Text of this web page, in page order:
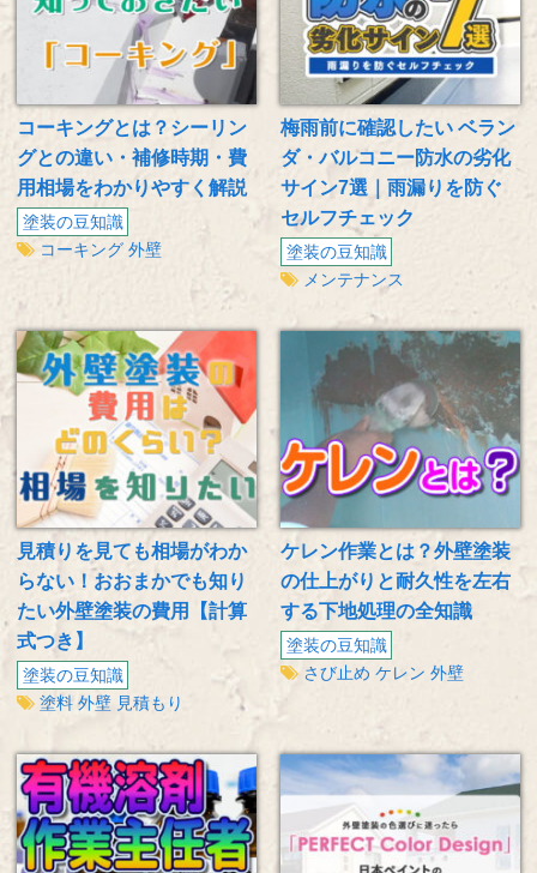
コーキングとは？シーリン
グとの違い・補修時期・費
用相場をわかりやすく解説
塗装の豆知識
コーキング 外壁
梅雨前に確認したい ベラン
ダ・バルコニー防水の劣化
サイン7選｜雨漏りを防ぐ
セルフチェック
塗装の豆知識
メンテナンス
見積りを見ても相場がわか
らない！おおまかでも知り
たい外壁塗装の費用【計算
式つき】
塗装の豆知識
塗料 外壁 見積もり
ケレン作業とは？外壁塗装
の仕上がりと耐久性を左右
する下地処理の全知識
塗装の豆知識
さび止め ケレン 外壁